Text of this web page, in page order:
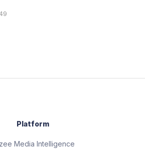
Platform
Media Intelligence